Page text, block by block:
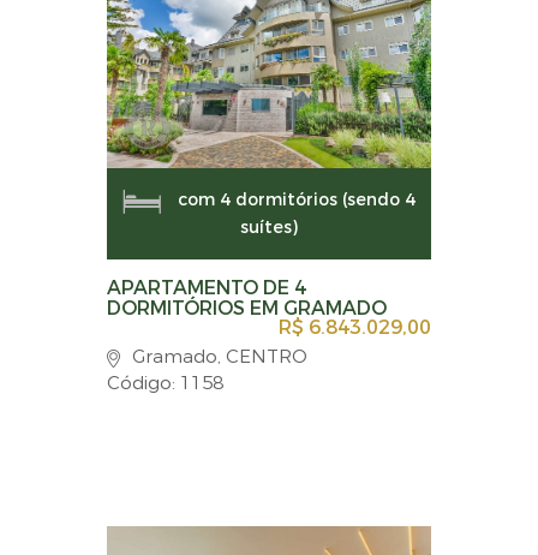
com 4 dormitórios (sendo 4
suítes)
APARTAMENTO DE 4
DORMITÓRIOS EM GRAMADO
R$ 6.843.029,00
Gramado, CENTRO
Código: 1158